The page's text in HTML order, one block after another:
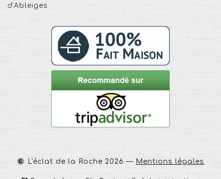
d'Ableiges
L'éclat de la Roche 2026 — Mentions légales